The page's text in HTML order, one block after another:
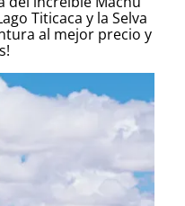
Titicaca y la Selva
al mejor precio y